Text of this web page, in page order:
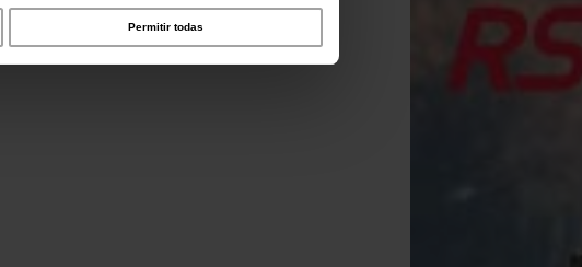
Permitir todas